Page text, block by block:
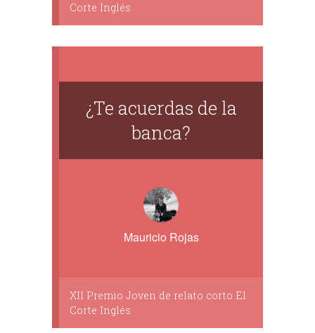
Corte Inglés
¿Te acuerdas de la
banca?
Mauricio Rojas
XII Premio Joven de relato corto El
Corte Inglés